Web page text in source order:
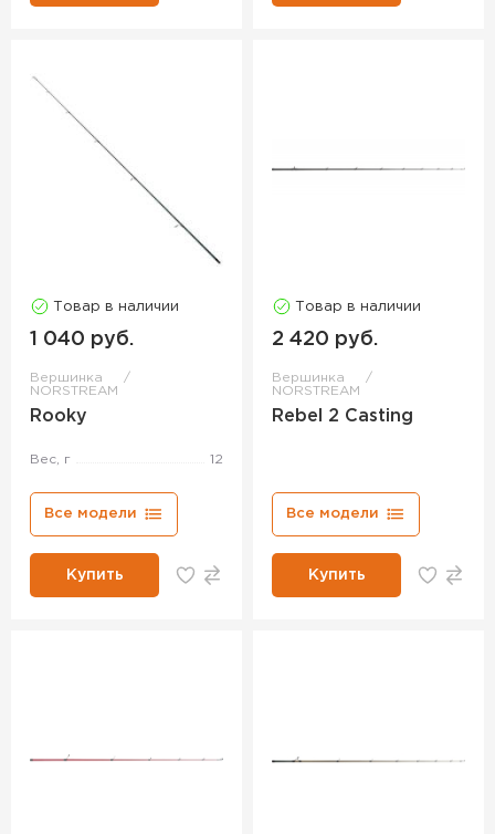
Товар в наличии
1 040 руб.
Вершинка
NORSTREAM
Rooky
Вес, г 12
Все модели
Купить
Товар в наличии
2 420 руб.
Вершинка
NORSTREAM
Rebel 2 Casting
Все модели
Купить